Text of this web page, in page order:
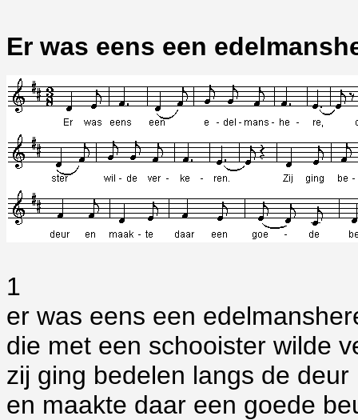
Er was eens een
1
er was eens een
die met een schooister wilde
zij ging bedelen langs de deur
en maakte daar een goede